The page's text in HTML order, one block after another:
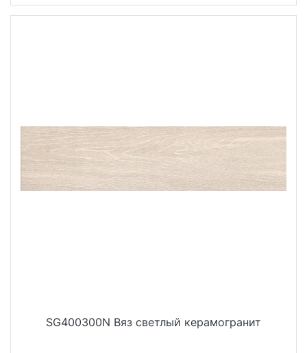
SG400300N Вяз светлый керамогранит